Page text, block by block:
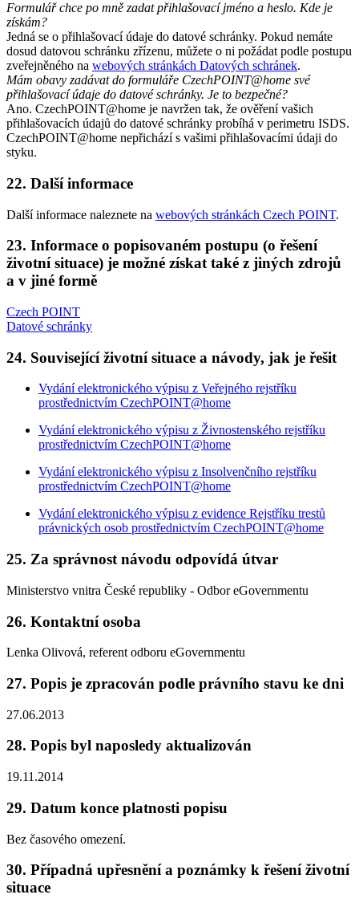
Formulář chce po mně zadat přihlašovací jméno a heslo. Kde je
získám?
Jedná se o přihlašovací údaje do datové schránky. Pokud nemáte
dosud datovou schránku zřízenu, můžete o ni požádat podle postupu
zveřejněného na webových stránkách Datových schránek.
Mám obavy zadávat do formuláře CzechPOINT@home své
přihlašovací údaje do datové schránky. Je to bezpečné?
Ano. CzechPOINT@home je navržen tak, že ověření vašich
přihlašovacích údajů do datové schránky probíhá v perimetru ISDS.
CzechPOINT@home nepřichází s vašimi přihlašovacími údaji do
styku.
22. Další informace
Další informace naleznete na webových stránkách Czech POINT.
23. Informace o popisovaném postupu (o řešení
životní situace) je možné získat také z jiných zdrojů
a v jiné formě
Czech POINT
Datové schránky
24. Související životní situace a návody, jak je řešit
Vydání elektronického výpisu z Veřejného rejstříku
prostřednictvím CzechPOINT@home
Vydání elektronického výpisu z Živnostenského rejstříku
prostřednictvím CzechPOINT@home
Vydání elektronického výpisu z Insolvenčního rejstříku
prostřednictvím CzechPOINT@home
Vydání elektronického výpisu z evidence Rejstříku trestů
právnických osob prostřednictvím CzechPOINT@home
25. Za správnost návodu odpovídá útvar
Ministerstvo vnitra České republiky - Odbor eGovernmentu
26. Kontaktní osoba
Lenka Olivová, referent odboru eGovernmentu
27. Popis je zpracován podle právního stavu ke dni
27.06.2013
28. Popis byl naposledy aktualizován
19.11.2014
29. Datum konce platnosti popisu
Bez časového omezení.
30. Případná upřesnění a poznámky k řešení životní
situace